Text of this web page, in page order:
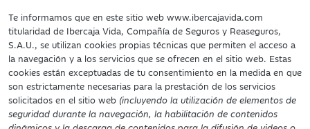
Te informamos que en este sitio web www.ibercajavida.com
titularidad de Ibercaja Vida, Compañía de Seguros y Reaseguros,
S.A.U., se utilizan cookies propias técnicas que permiten el acceso a
la navegación y a los servicios que se ofrecen en el sitio web. Estas
cookies están exceptuadas de tu consentimiento en la medida en que
son estrictamente necesarias para la prestación de los servicios
solicitados en el sitio web (incluyendo la utilización de elementos de
seguridad durante la navegación, la habilitación de contenidos
ATENCIÓN AL CLIENTE
CANAL INTERNO DE COMUNICACIÓN
DECLARACIÓN DE ACCESIBILIDAD